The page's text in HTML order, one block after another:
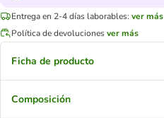
Entrega en 2-4 días laborables: ver más
Política de devolucionesver más
Ficha de producto
Composición